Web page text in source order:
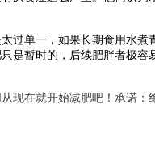
单一，如果长期食用水煮
是暂时的，后续肥胖者极
现在就开始减肥吧！承诺